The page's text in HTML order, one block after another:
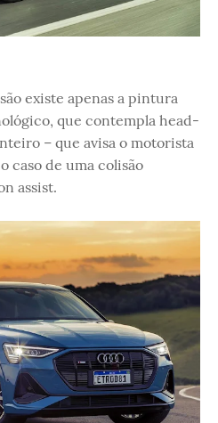
existe apenas a pintura
que contempla head-
– que avisa o motorista
caso de uma colisão
assist.